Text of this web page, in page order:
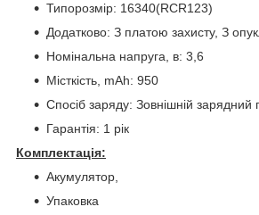
Типорозмір: 16340(RCR123)
Додатково: З платою захисту, З
Номінальна напруга, в: 3,6
Місткість, mAh: 950
Спосіб заряду: Зовнішній зарядний
Гарантія: 1 рік
Комплектація:
Акумулятор,
Упаковка